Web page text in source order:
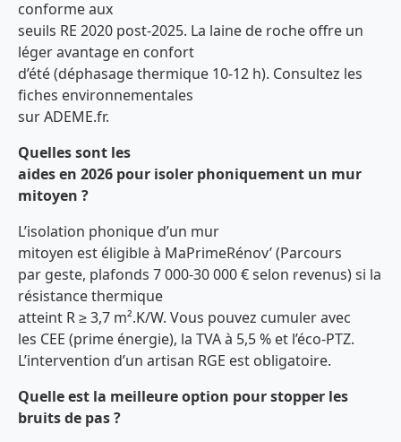
conforme aux
seuils RE 2020 post-2025. La laine de roche offre un
léger avantage en confort
d’été (déphasage thermique 10-12 h). Consultez les
fiches environnementales
sur ADEME.fr.
Quelles sont les
aides en 2026 pour isoler phoniquement un mur
mitoyen ?
L’isolation phonique d’un mur
mitoyen est éligible à MaPrimeRénov’ (Parcours
par geste, plafonds 7 000-30 000 € selon revenus) si la
résistance thermique
atteint R ≥ 3,7 m².K/W. Vous pouvez cumuler avec
les CEE (prime énergie), la TVA à 5,5 % et l’éco-PTZ.
L’intervention d’un artisan RGE est obligatoire.
Quelle est la meilleure option pour stopper les
bruits de pas ?